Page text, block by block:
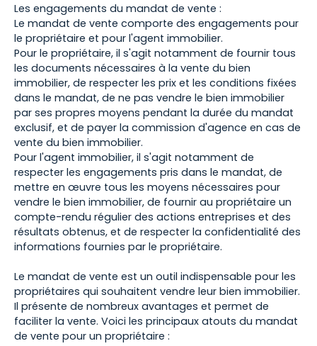
Les engagements du mandat de vente :
Le mandat de vente comporte des engagements pour
le propriétaire et pour l'agent immobilier.
Pour le propriétaire, il s'agit notamment de fournir tous
les documents nécessaires à la vente du bien
immobilier, de respecter les prix et les conditions fixées
dans le mandat, de ne pas vendre le bien immobilier
par ses propres moyens pendant la durée du mandat
exclusif, et de payer la commission d'agence en cas de
vente du bien immobilier.
Pour l'agent immobilier, il s'agit notamment de
respecter les engagements pris dans le mandat, de
mettre en œuvre tous les moyens nécessaires pour
vendre le bien immobilier, de fournir au propriétaire un
compte-rendu régulier des actions entreprises et des
résultats obtenus, et de respecter la confidentialité des
informations fournies par le propriétaire.
Le mandat de vente est un outil indispensable pour les
propriétaires qui souhaitent vendre leur bien immobilier.
Il présente de nombreux avantages et permet de
faciliter la vente. Voici les principaux atouts du mandat
de vente pour un propriétaire :